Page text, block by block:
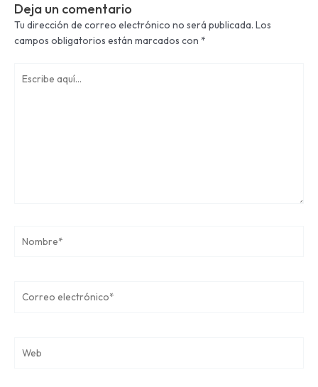
Deja un comentario
Tu dirección de correo electrónico no será publicada. Los
campos obligatorios están marcados con *
aquí...
electrónico*